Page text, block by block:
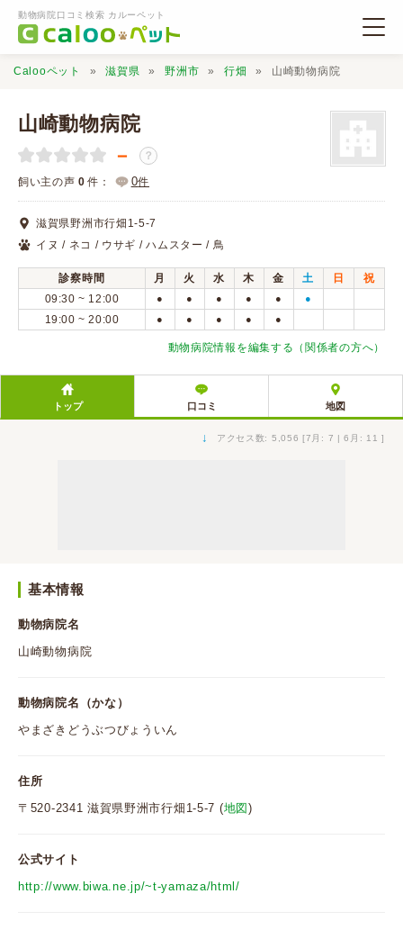
動物病院口コミ検索 カルーペット
動物病院検索
口コミ検索
Calooペットとは？
Calooペット 滋賀県 野洲市 行畑 山崎動物病院
山崎動物病院
－ ？
飼い主の声 0 件： 0件
滋賀県野洲市行畑1-5-7
イヌ / ネコ / ウサギ / ハムスター / 鳥
診察時間 月 火 水 木 金 土 日
祝
09:30 ~ 12:00
● ● ● ● ● ●
19:00 ~ 20:00 ● ● ● ● ●
動物病院情報を編集する（関係者の方へ）
トップ 口コミ 地図
↓ アクセス数: 5,056 [7月: 7 | 6月: 11 ]
基本情報
動物病院名
山崎動物病院
動物病院名（かな）
やまざきどうぶつびょういん
住所
〒520-2341 滋賀県野洲市行畑1-5-7 (地図 )
公式サイト
http://www.biwa.ne.jp/~t-yamaza/html/